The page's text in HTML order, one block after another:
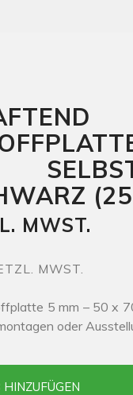
MWST.
MWST.
5 mm – 50 x
oder